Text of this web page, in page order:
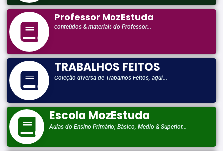
Professor MozEstuda
conteúdos & materiais do Professor...
TRABALHOS FEITOS
Coleção diversa de Trabalhos Feitos, aqui...
Escola MozEstuda
Aulas do Ensino Primário; Básico, Medio & Superior...